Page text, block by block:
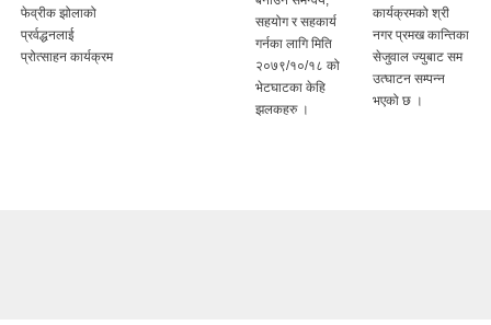
फेव्रीक झोलाको
प्रर्वद्धनलाई
प्रोत्साहन कार्यक्रम
सहयोग र सहकार्य
गर्नका लागि मिति
२०७९/१०/१८ को
भेटघाटका केहि
झलकहरु ।
कार्यक्रमको श्री
नगर प्रमख कान्तिका
सेजुवाल ज्युबाट सम
उत्घाटन सम्पन्न
भएको छ ।